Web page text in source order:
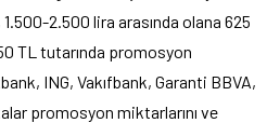
2.500 lira arasında olana 625
TL tutarında promosyon
ING, Vakıfbank, Garanti BBVA,
promosyon miktarlarını ve